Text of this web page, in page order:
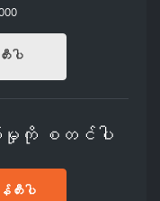
ဒီမိုငွေ
ပါ
ကို စတင်ပါ
းပါ